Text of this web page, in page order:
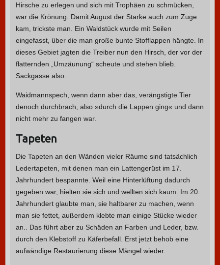
Hirsche zu erlegen und sich mit Trophäen zu schmücken,
war die Krönung. Damit August der Starke auch zum Zuge
kam, trickste man. Ein Waldstück wurde mit Seilen
eingefasst, über die man große bunte Stofflappen hängte. In
dieses Gebiet jagten die Treiber nun den Hirsch, der vor der
flatternden „Umzäunung“ scheute und stehen blieb.
Sackgasse also.
Waidmannspech, wenn dann aber das, verängstigte Tier
denoch durchbrach, also »durch die Lappen ging« und dann
nicht mehr zu fangen war.
Tapeten
Die Tapeten an den Wänden vieler Räume sind tatsächlich
Ledertapeten, mit denen man ein Lattengerüst im 17.
Jahrhundert bespannte. Weil eine Hinterlüftung dadurch
gegeben war, hielten sie sich und wellten sich kaum. Im 20.
Jahrhundert glaubte man, sie haltbarer zu machen, wenn
man sie fettet, außerdem klebte man einige Stücke wieder
an.. Das führt aber zu Schäden an Farben und Leder, bzw.
durch den Klebstoff zu Käferbefall. Erst jetzt behob eine
aufwändige Restaurierung diese Mängel wieder.